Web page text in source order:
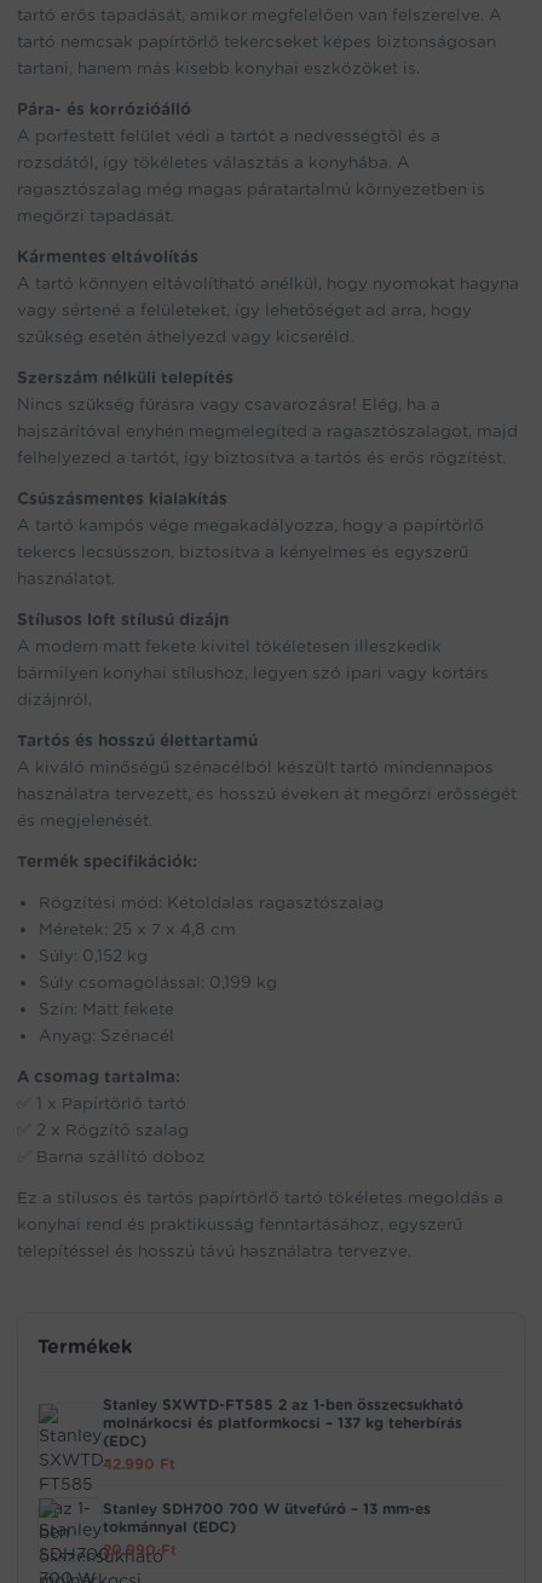
tartó erős tapadását, amikor megfelelően van felszerelve. A
tartó nemcsak papírtörlő tekercseket képes biztonságosan
tartani, hanem más kisebb konyhai eszközöket is.
Pára- és korrózióálló
A porfestett felület védi a tartót a nedvességtől és a
rozsdától, így tökéletes választás a konyhába. A
ragasztószalag még magas páratartalmú környezetben is
megőrzi tapadását.
Kármentes eltávolítás
A tartó könnyen eltávolítható anélkül, hogy nyomokat hagyna
vagy sértené a felületeket, így lehetőséget ad arra, hogy
szükség esetén áthelyezd vagy kicseréld.
Szerszám nélküli telepítés
Nincs szükség fúrásra vagy csavarozásra! Elég, ha a
hajszárítóval enyhén megmelegíted a ragasztószalagot, majd
felhelyezed a tartót, így biztosítva a tartós és erős rögzítést.
Csúszásmentes kialakítás
A tartó kampós vége megakadályozza, hogy a papírtörlő
tekercs lecsússzon, biztosítva a kényelmes és egyszerű
használatot.
Stílusos loft stílusú dizájn
A modern matt fekete kivitel tökéletesen illeszkedik
bármilyen konyhai stílushoz, legyen szó ipari vagy kortárs
dizájnról.
Tartós és hosszú élettartamú
A kiváló minőségű szénacélból készült tartó mindennapos
használatra tervezett, és hosszú éveken át megőrzi erősségét
és megjelenését.
Termék specifikációk:
Rögzítési mód: Kétoldalas ragasztószalag
Méretek: 25 x 7 x 4,8 cm
Súly: 0,152 kg
Súly csomagolással: 0,199 kg
Szín: Matt fekete
Anyag: Szénacél
A csomag tartalma:
✅ 1 x Papírtörlő tartó
✅ 2 x Rögzítő szalag
✅ Barna szállító doboz
Ez a stílusos és tartós papírtörlő tartó tökéletes megoldás a
konyhai rend és praktikusság fenntartásához, egyszerű
telepítéssel és hosszú távú használatra tervezve.
Termékek
Stanley SXWTD-FT585 2 az 1-ben összecsukható
molnárkocsi és platformkocsi – 137 kg teherbírás
(EDC)
42.990 Ft
Stanley SDH700 700 W ütvefúró – 13 mm-es
tokmánnyal (EDC)
20.990Ft